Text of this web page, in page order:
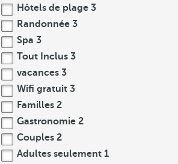
Hôtels de plage 3
Randonnée 3
Spa 3
Tout Inclus 3
vacances 3
Wifi gratuit 3
Familles 2
Gastronomie 2
Couples 2
Adultes seulement 1